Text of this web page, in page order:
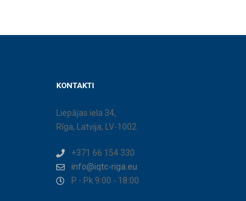
KONTAKTI
Liepājas iela 34,
Rīga, Latvija, LV-1002
+371 66 154 330
info@iqtc-riga.eu
P - Pk 9:00 - 18:00